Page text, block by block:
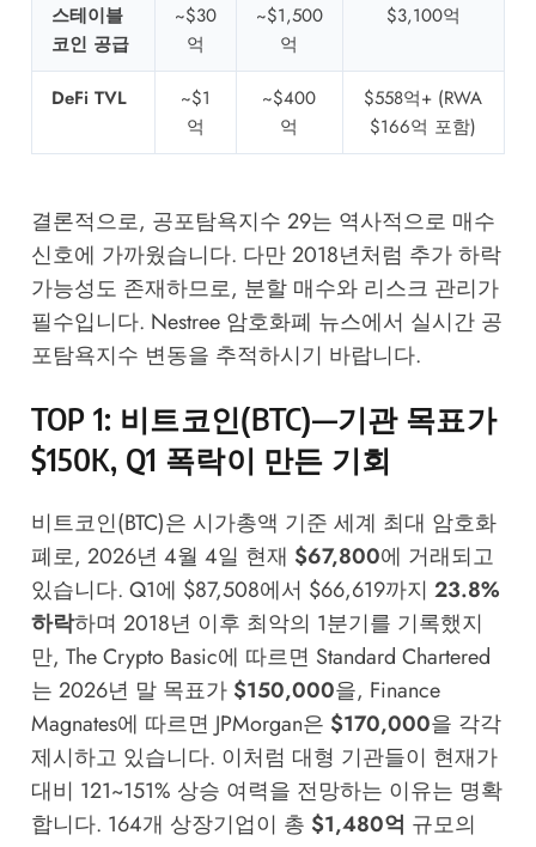
스테이블
코인 공급
~$30
억
~$1,500
억
$3,100억
DeFi TVL
~$1
억
~$400
억
$558억+ (RWA
$166억 포함)
결론적으로, 공포탐욕지수 29는 역사적으로 매수
신호에 가까웠습니다. 다만 2018년처럼 추가 하락
가능성도 존재하므로, 분할 매수와 리스크 관리가
필수입니다. Nestree 암호화폐 뉴스에서 실시간 공
포탐욕지수 변동을 추적하시기 바랍니다.
TOP 1: 비트코인(BTC)—기관 목표가
$150K, Q1 폭락이 만든 기회
비트코인(BTC)은 시가총액 기준 세계 최대 암호화
폐로, 2026년 4월 4일 현재 $67,800에 거래되고
있습니다. Q1에 $87,508에서 $66,619까지 23.8%
하락하며 2018년 이후 최악의 1분기를 기록했지
만, The Crypto Basic에 따르면 Standard Chartered
는 2026년 말 목표가 $150,000을, Finance
Magnates에 따르면 JPMorgan은 $170,000을 각각
제시하고 있습니다. 이처럼 대형 기관들이 현재가
대비 121~151% 상승 여력을 전망하는 이유는 명확
합니다. 164개 상장기업이 총 $1,480억 규모의